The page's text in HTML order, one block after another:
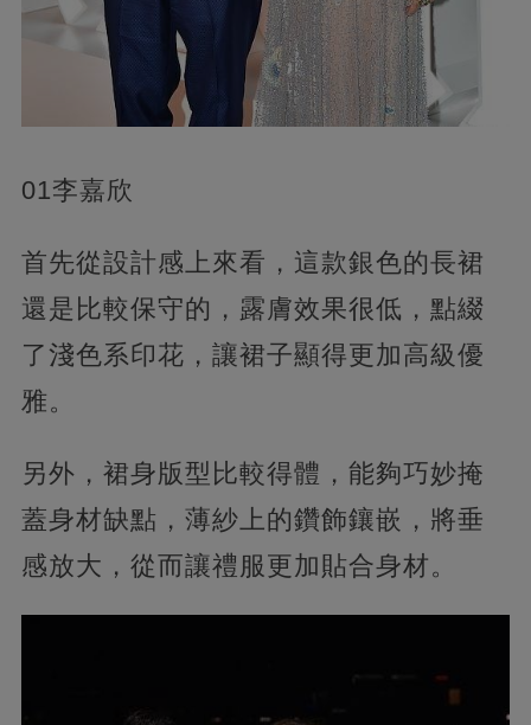
01李嘉欣
首先從設計感上來看，這款銀色的長裙
還是比較保守的，露膚效果很低，點綴
了淺色系印花，讓裙子顯得更加高級優
雅。
另外，裙身版型比較得體，能夠巧妙掩
蓋身材缺點，薄紗上的鑽飾鑲嵌，將垂
感放大，從而讓禮服更加貼合身材。